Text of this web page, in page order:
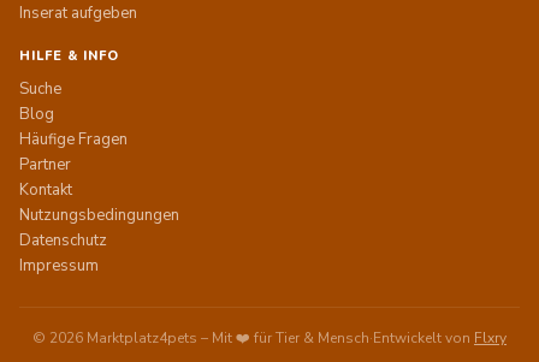
Inserat aufgeben
HILFE & INFO
Suche
Blog
Häufige Fragen
Partner
Kontakt
Nutzungsbedingungen
Datenschutz
Impressum
© 2026 Marktplatz4pets – Mit ❤️ für Tier & Mensch·Entwickelt von Flxry